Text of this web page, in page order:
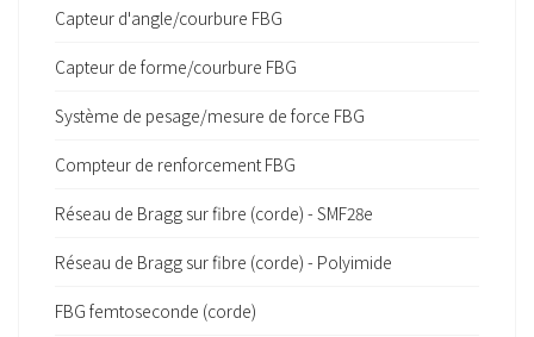
Capteur d'angle/courbure FBG
Capteur de forme/courbure FBG
Système de pesage/mesure de force FBG
Compteur de renforcement FBG
Réseau de Bragg sur fibre (corde) - SMF28e
Réseau de Bragg sur fibre (corde) - Polyimide
FBG femtoseconde (corde)